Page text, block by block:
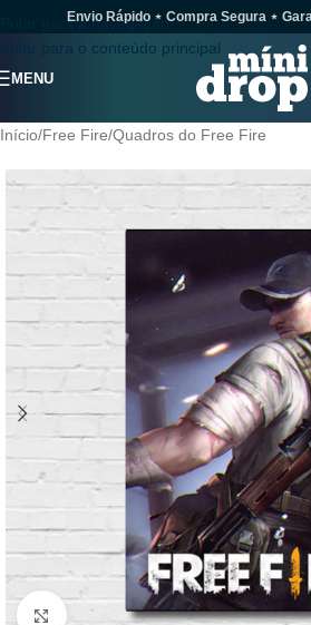
Pular para a navegação
Pular para o conteúdo principal
Envio Rápido ⋆ Compra Segura ⋆
MENU
Início/Free Fire/Quadros do Free Fire
Clique para ampliar